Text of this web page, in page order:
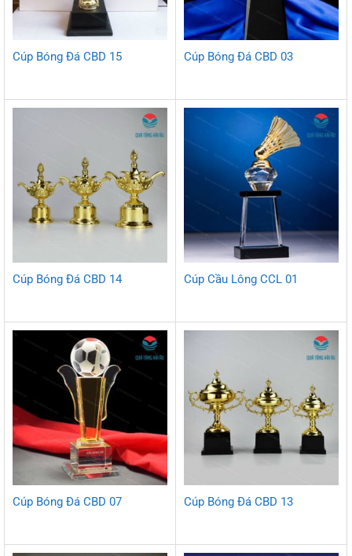
Cúp Bóng Đá CBD 15 Cúp Bóng Đá CBD 03
Cúp Bóng Đá CBD 14 Cúp Cầu Lông CCL 01
Cúp Bóng Đá CBD 07 Cúp Bóng Đá CBD 13